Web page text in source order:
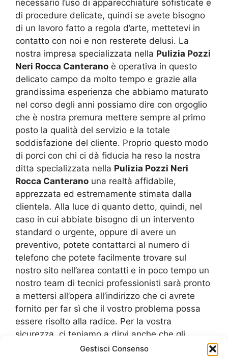
Gestisci Consenso
necessario l’uso di apparecchiature sofisticate e
di procedure delicate, quindi se avete bisogno
di un lavoro fatto a regola d’arte, mettetevi in
contatto con noi e non resterete delusi. La
nostra impresa specializzata nella Pulizia Pozzi
Neri Rocca Canterano è operativa in questo
delicato campo da molto tempo e grazie alla
grandissima esperienza che abbiamo maturato
nel corso degli anni possiamo dire con orgoglio
che è nostra premura mettere sempre al primo
posto la qualità del servizio e la totale
soddisfazione del cliente. Proprio questo modo
di porci con chi ci dà fiducia ha reso la nostra
ditta specializzata nella Pulizia Pozzi Neri
Rocca Canterano una realtà affidabile,
apprezzata ed estremamente stimata dalla
clientela. Alla luce di quanto detto, quindi, nel
caso in cui abbiate bisogno di un intervento
standard o urgente, oppure di avere un
preventivo, potete contattarci al numero di
telefono che potete facilmente trovare sul
nostro sito nell’area contatti e in poco tempo un
nostro team di tecnici professionisti sarà pronto
a mettersi all’opera all’indirizzo che ci avrete
fornito per far sì che il vostro problema possa
essere risolto alla radice. Per la vostra
sicurezza, ci teniamo a dirvi anche che gli
uomini che compongono le squadre operative